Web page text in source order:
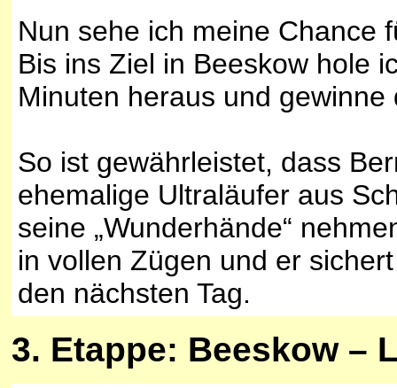
Nun sehe ich meine Chance
Bis ins Ziel in Beeskow hole
Minuten heraus und
So ist gewährleistet, dass
ehemalige Ultraläufer aus
seine „Wunderhände“
in vollen Zügen und er
den nächsten Tag.
3. Etappe: Beeskow –